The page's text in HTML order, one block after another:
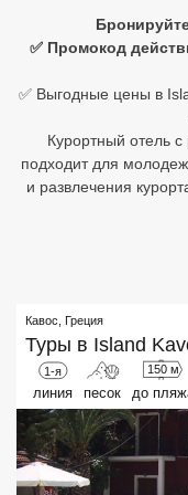
✅ Промокод
✅ Выгодные цены в
Курортный отель с
подходит для
и развлечения
Кавос Греция
Туры в Island
1-я
линия песок
150 м
до
Египет
Куба
Бали
Южный Гоа
Занзибар
Абхазия
Большой Сочи